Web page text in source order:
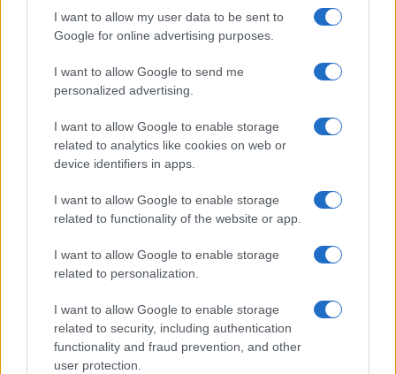
I want to allow my user data to be sent to
Google for online advertising purposes.
I want to allow Google to send me
personalized advertising.
I want to allow Google to enable storage
related to analytics like cookies on web or
device identifiers in apps.
I want to allow Google to enable storage
related to functionality of the website or app.
I want to allow Google to enable storage
related to personalization.
I want to allow Google to enable storage
related to security, including authentication
functionality and fraud prevention, and other
user protection.
Incidente sulla strada provinciale ad Arzachena,
un ferito
Sangue, musica e solidarietà con Avis Olbia al
Delta Center
Meteo Olbia 9 agosto, temperature in calo
Salmo finisce in ospedale a Catania, ma il tour
Jovanotti, Gabry Ponte e Alfa: Olbia ombelico del
mondo per una notte